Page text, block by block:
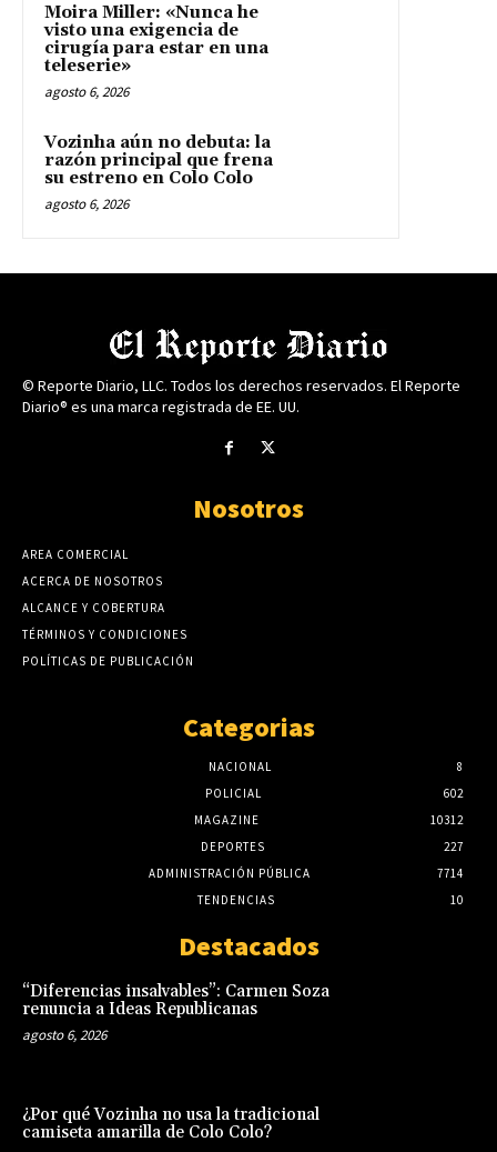
Moira Miller: «Nunca he
visto una exigencia de
cirugía para estar en una
teleserie»
agosto 6, 2026
Vozinha aún no debuta: la
razón principal que frena
su estreno en Colo Colo
agosto 6, 2026
© Reporte Diario, LLC. Todos los derechos reservados. El Reporte
Diario® es una marca registrada de EE. UU.
Nosotros
AREA COMERCIAL
ACERCA DE NOSOTROS
ALCANCE Y COBERTURA
TÉRMINOS Y CONDICIONES
POLÍTICAS DE PUBLICACIÓN
Categorias
NACIONAL
8
POLICIAL
602
MAGAZINE
10312
DEPORTES
227
ADMINISTRACIÓN PÚBLICA
7714
TENDENCIAS
10
Destacados
“Diferencias insalvables”: Carmen Soza
renuncia a Ideas Republicanas
agosto 6, 2026
¿Por qué Vozinha no usa la tradicional
camiseta amarilla de Colo Colo?